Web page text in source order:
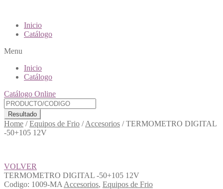
Inicio
Catálogo
Menu
Inicio
Catálogo
Catálogo Online
Resultado
Home /Equipos de Frio /Accesorios /TERMOMETRO DIGITAL
-50+105 12V
VOLVER
TERMOMETRO DIGITAL -50+105 12V
Codigo: 1009-MA Accesorios, Equipos de Frio